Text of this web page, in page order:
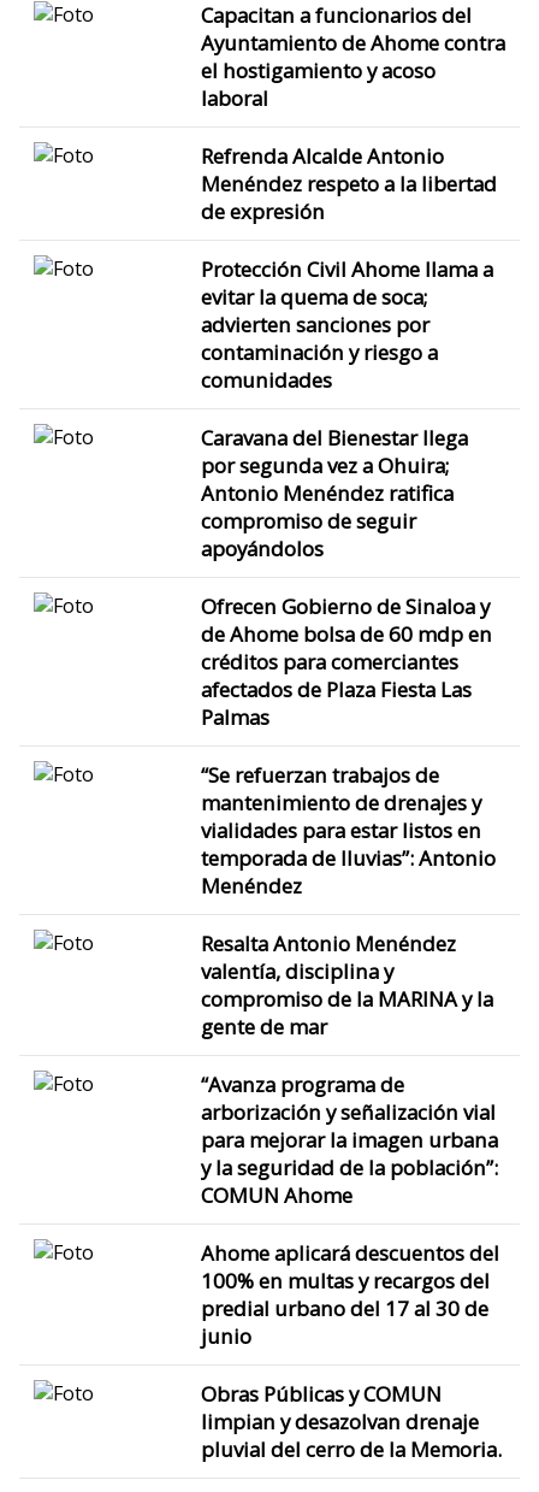
Capacitan a funcionarios del
Ayuntamiento de Ahome contra
el hostigamiento y acoso
laboral
Refrenda Alcalde Antonio
Menéndez respeto a la libertad
de expresión
Protección Civil Ahome llama a
evitar la quema de soca;
advierten sanciones por
contaminación y riesgo a
comunidades
Caravana del Bienestar llega
por segunda vez a Ohuira;
Antonio Menéndez ratifica
compromiso de seguir
apoyándolos
Ofrecen Gobierno de Sinaloa y
de Ahome bolsa de 60 mdp en
créditos para comerciantes
afectados de Plaza Fiesta Las
Palmas
“Se refuerzan trabajos de
mantenimiento de drenajes y
vialidades para estar listos en
temporada de lluvias”: Antonio
Menéndez
Resalta Antonio Menéndez
valentía, disciplina y
compromiso de la MARINA y la
gente de mar
“Avanza programa de
arborización y señalización vial
para mejorar la imagen urbana
y la seguridad de la población”:
COMUN Ahome
Ahome aplicará descuentos del
100% en multas y recargos del
predial urbano del 17 al 30 de
junio
Obras Públicas y COMUN
limpian y desazolvan drenaje
pluvial del cerro de la Memoria.